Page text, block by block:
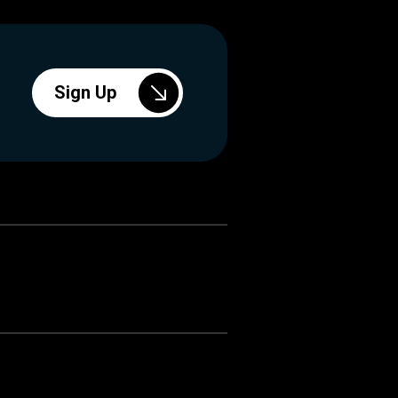
Sign Up